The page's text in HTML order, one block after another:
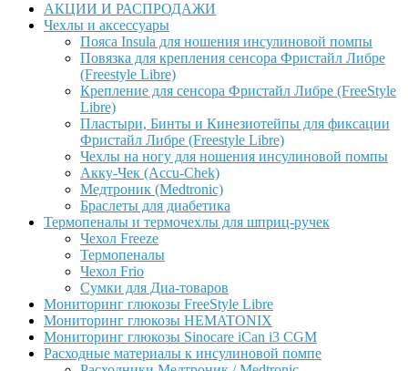
АКЦИИ И РАСПРОДАЖИ
Чехлы и аксессуары
Пояса Insula для ношения инсулиновой помпы
Повязка для крепления сенсора Фристайл Либре
(Freestyle Libre)
Крепление для сенсора Фристайл Либре (FreeStyle
Libre)
Пластыри, Бинты и Кинезиотейпы для фиксации
Фристайл Либре (Freestyle Libre)
Чехлы на ногу для ношения инсулиновой помпы
Акку-Чек (Accu-Chek)
Медтроник (Medtronic)
Браслеты для диабетика
Термопеналы и термочехлы для шприц-ручек
Чехол Freeze
Термопеналы
Чехол Frio
Сумки для Диа-товаров
Мониторинг глюкозы FreeStyle Libre
Мониторинг глюкозы HEMATONIX
Мониторинг глюкозы Sinocare iCan i3 CGM
Расходные материалы к инсулиновой помпе